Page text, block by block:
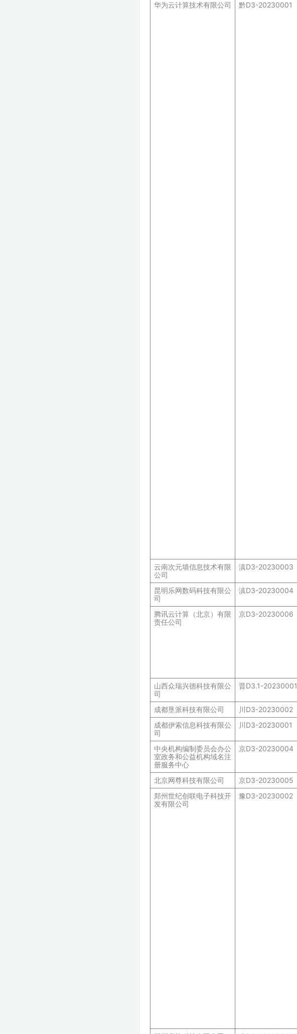
华为云计算技术有限公司 黔D3-20230001
云南次元墙信息技术有限
公司
滇D3-20230003
昆明乐网数码科技有限公
司
滇D3-20230004
腾讯云计算（北京）有限
责任公司
京D3-20230006
山西众瑞兴德科技有限公
司
晋D3.1-20230001
成都垦派科技有限公司
川D3-20230002
成都伊索信息科技有限公
司
川D3-20230001
中央机构编制委员会办公
室政务和公益机构域名注
册服务中心
京D3-20230004
北京网尊科技有限公司 京D3-20230005
郑州世纪创联电子科技开
发有限公司
豫D3-20230002